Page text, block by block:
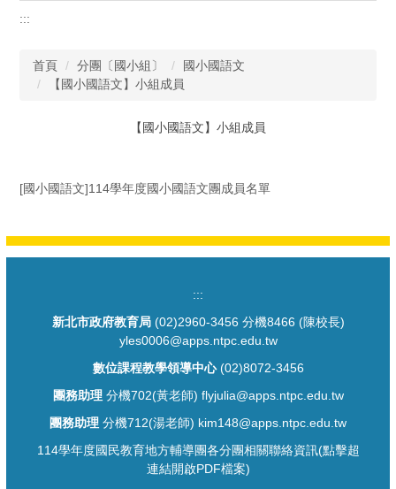
:::
首頁 分團〔國小組〕
國小國語文
【國小國語文】小組成員
【國小國語文】小組成員
[國小國語文]114學年度國小國語文團成員名單
:::
新北市政府教育局(02)2960-3456 分機8466 (陳校長)
yles0006@apps.ntpc.edu.tw
數位課程教學領導中心(02)8072-3456
團務助理分機702(黃老師) flyjulia@apps.ntpc.edu.tw
團務助理 分機712(湯老師) kim148@apps.ntpc.edu.tw
114學年度國民教育地方輔導團各分團相關聯絡資訊(點擊超
連結開啟PDF檔案)